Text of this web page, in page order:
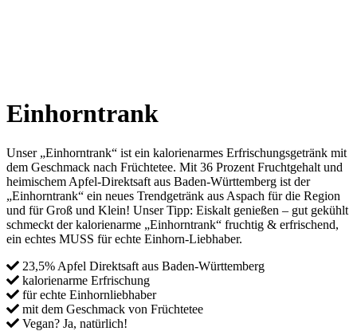
Einhorntrank
Unser „Einhorntrank“ ist ein kalorienarmes Erfrischungsgetränk mit
dem Geschmack nach Früchtetee. Mit 36 Prozent Fruchtgehalt und
heimischem Apfel-Direktsaft aus Baden-Württemberg ist der
„Einhorntrank“ ein neues Trendgetränk aus Aspach für die Region
und für Groß und Klein! Unser Tipp: Eiskalt genießen – gut gekühlt
schmeckt der kalorienarme „Einhorntrank“ fruchtig & erfrischend,
ein echtes MUSS für echte Einhorn-Liebhaber.
23,5% Apfel Direktsaft aus Baden-Württemberg
kalorienarme Erfrischung
für echte Einhornliebhaber
mit dem Geschmack von Früchtetee
Vegan? Ja, natürlich!